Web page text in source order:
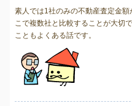
素人では1社のみの不動産査定金
こで複数社と比較することが大切
こともよくある話です。